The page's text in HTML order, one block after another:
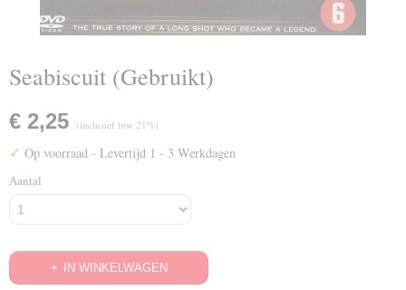
Seabiscuit (Gebruikt)
€ 2,25 (inclusief btw 21%)
✓ Op voorraad - Levertijd 1 - 3 Werkdagen
Aantal
IN WINKELWAGEN